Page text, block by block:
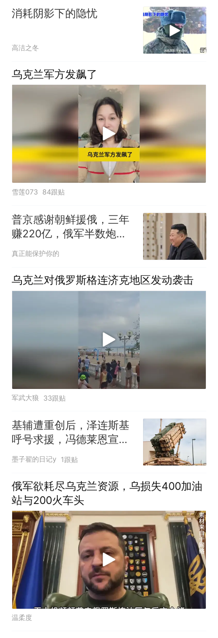
消耗阴影下的隐忧
高洁之冬
乌克兰军方发飙了
雪莲073 84跟贴
普京感谢朝鲜援俄，三年
赚220亿，俄军半数炮弹
靠平壤
真正能保护你的
乌克兰对俄罗斯格连济克地区发动袭击
军武大狼 33跟贴
基辅遭重创后，泽连斯基
呼号求援，冯德莱恩宣
布：要让俄付出代价
墨子翟的日记y 1跟贴
俄军欲耗尽乌克兰资源，乌损失400加油
站与200火车头
温柔度